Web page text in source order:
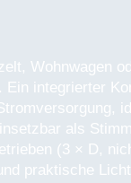
Wohnwagen
integrierter
als
(3 × D,
praktische